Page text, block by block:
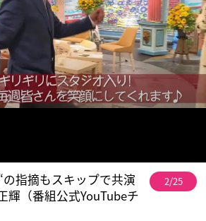
指摘もスキップで共演
輝（番組公式YouTubeチ
2/25